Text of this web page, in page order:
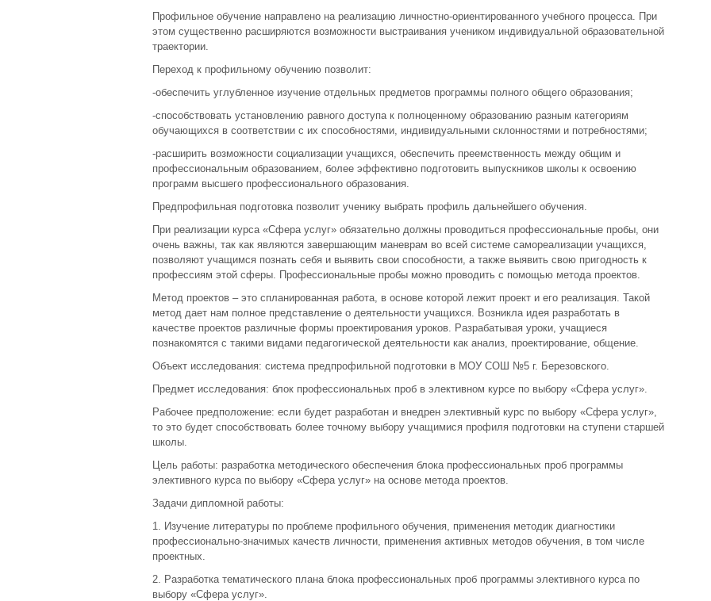
Профильное обучение направлено на реализацию личностно-ориентированного учебного процесса. При
этом существенно расширяются возможности выстраивания учеником индивидуальной образовательной
траектории.
Переход к профильному обучению позволит:
-обеспечить углубленное изучение отдельных предметов программы полного общего образования;
-способствовать установлению равного доступа к полноценному образованию разным категориям
обучающихся в соответствии с их способностями, индивидуальными склонностями и потребностями;
-расширить возможности социализации учащихся, обеспечить преемственность между общим и
профессиональным образованием, более эффективно подготовить выпускников школы к освоению
программ высшего профессионального образования.
Предпрофильная подготовка позволит ученику выбрать профиль дальнейшего обучения.
При реализации курса «Сфера услуг» обязательно должны проводиться профессиональные пробы, они
очень важны, так как являются завершающим маневрам во всей системе самореализации учащихся,
позволяют учащимся познать себя и выявить свои способности, а также выявить свою пригодность к
профессиям этой сферы. Профессиональные пробы можно проводить с помощью метода проектов.
Метод проектов – это спланированная работа, в основе которой лежит проект и его реализация. Такой
метод дает нам полное представление о деятельности учащихся. Возникла идея разработать в
качестве проектов различные формы проектирования уроков. Разрабатывая уроки, учащиеся
познакомятся с такими видами педагогической деятельности как анализ, проектирование, общение.
Объект исследования: система предпрофильной подготовки в МОУ СОШ №5 г. Березовского.
Предмет исследования: блок профессиональных проб в элективном курсе по выбору «Сфера услуг».
Рабочее предположение: если будет разработан и внедрен элективный курс по выбору «Сфера услуг»,
то это будет способствовать более точному выбору учащимися профиля подготовки на ступени старшей
школы.
Цель работы: разработка методического обеспечения блока профессиональных проб программы
элективного курса по выбору «Сфера услуг» на основе метода проектов.
Задачи дипломной работы:
1. Изучение литературы по проблеме профильного обучения, применения методик диагностики
профессионально-значимых качеств личности, применения активных методов обучения, в том числе
проектных.
2. Разработка тематического плана блока профессиональных проб программы элективного курса по
выбору «Сфера услуг».